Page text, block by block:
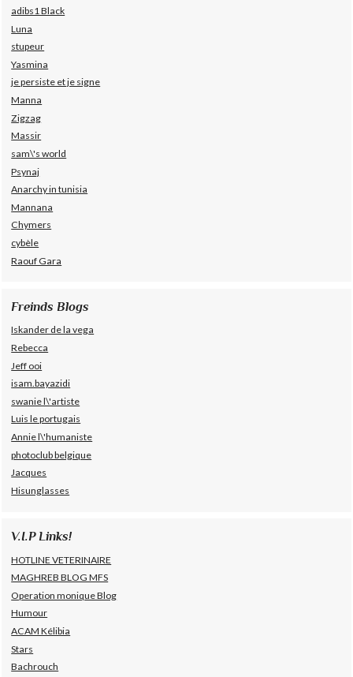
adibs1 Black
Luna
stupeur
Yasmina
je persiste et je signe
Manna
Zigzag
Massir
sam\'s world
Psynaj
Anarchy in tunisia
Mannana
Chymers
cybèle
Raouf Gara
Freinds Blogs
Iskander de la vega
Rebecca
Jeff ooi
isam.bayazidi
swanie l\'artiste
Luis le portugais
Annie l\'humaniste
photoclub belgique
Jacques
Hisunglasses
V.I.P Links!
HOTLINE VETERINAIRE
MAGHREB BLOG MFS
Operation monique Blog
Humour
ACAM Kélibia
Stars
Bachrouch